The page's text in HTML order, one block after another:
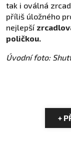
tak i oválná
příliš úložného
nejlepší
poličkou.
Úvodní foto:
+